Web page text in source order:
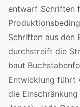
entwarf Schriften
Schriften aus den
durchstreift die
baut
Entwicklung führt
die